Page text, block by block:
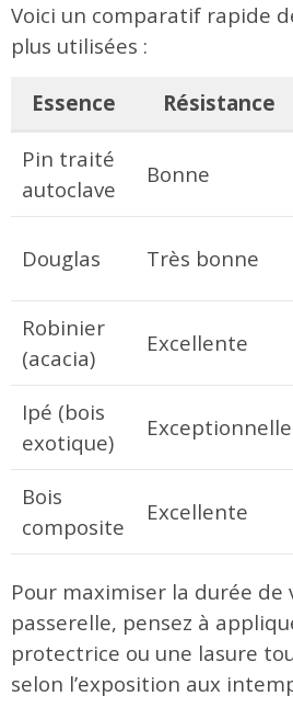
Voici un comparatif rapide
plus utilisées :
Essence Résistance
Pin traité
autoclave
Bonne
Douglas Très bonne
Robinier
(acacia)
Excellente
Ipé (bois
exotique)
Exceptionnelle
Bois
composite
Excellente
Pour maximiser la durée de
passerelle, pensez à
protectrice ou une lasure
selon l’exposition aux